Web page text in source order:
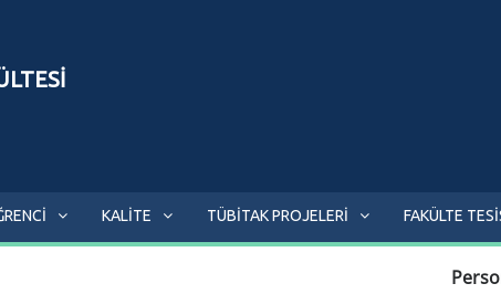
KALİTE TÜBİTAK PROJELERİ FAKÜLTE